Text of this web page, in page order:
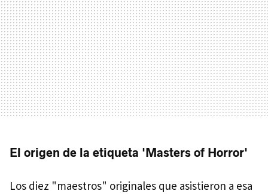
El origen de la etiqueta 'Masters of Horror'
Los diez "maestros" originales que asistieron a esa